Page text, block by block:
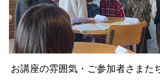
お講座の雰囲気・ご参加者さまた